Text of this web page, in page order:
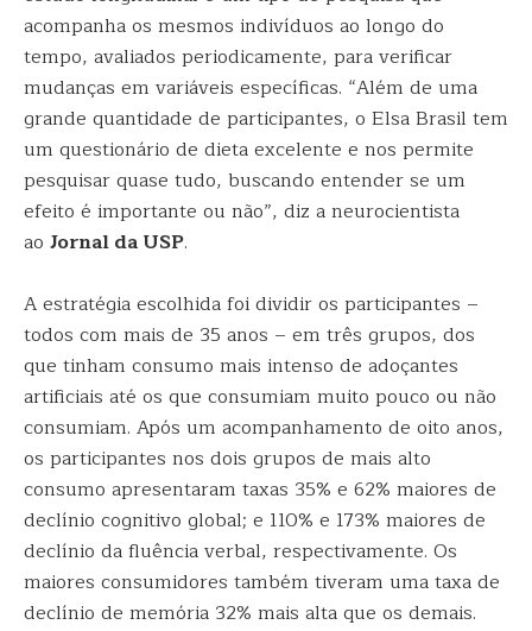
acompanha os mesmos indivíduos ao longo do
tempo, avaliados periodicamente, para verificar
mudanças em variáveis específicas. “Além de uma
grande quantidade de participantes, o Elsa Brasil tem
um questionário de dieta excelente e nos permite
pesquisar quase tudo, buscando entender se um
efeito é importante ou não”, diz a neurocientista
ao Jornal da USP.
A estratégia escolhida foi dividir os participantes –
todos com mais de 35 anos – em três grupos, dos
que tinham consumo mais intenso de adoçantes
artificiais até os que consumiam muito pouco ou não
consumiam. Após um acompanhamento de oito anos,
os participantes nos dois grupos de mais alto
consumo apresentaram taxas 35% e 62% maiores de
declínio cognitivo global; e 110% e 173% maiores de
declínio da fluência verbal, respectivamente. Os
maiores consumidores também tiveram uma taxa de
declínio de memória 32% mais alta que os demais.